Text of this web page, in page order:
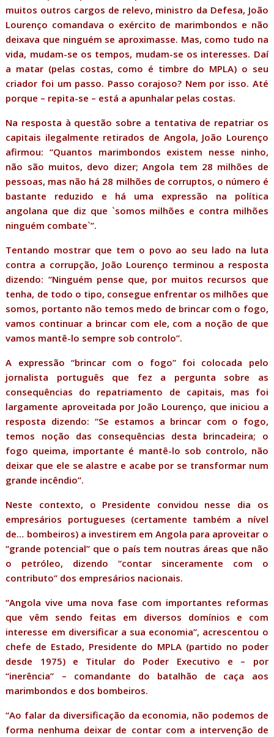
muitos outros cargos de relevo, ministro da Defesa, João
Lourenço comandava o exército de marimbondos e não
deixava que ninguém se aproximasse. Mas, como tudo na
vida, mudam-se os tempos, mudam-se os interesses. Daí
a matar (pelas costas, como é timbre do MPLA) o seu
criador foi um passo. Passo corajoso? Nem por isso. Até
porque – repita-se – está a apunhalar pelas costas.
Na resposta à questão sobre a tentativa de repatriar os
capitais ilegalmente retirados de Angola, João Lourenço
afirmou: “Quantos marimbondos existem nesse ninho,
não são muitos, devo dizer; Angola tem 28 milhões de
pessoas, mas não há 28 milhões de corruptos, o número é
bastante reduzido e há uma expressão na política
angolana que diz que `somos milhões e contra milhões
ninguém combate`”.
Tentando mostrar que tem o povo ao seu lado na luta
contra a corrupção, João Lourenço terminou a resposta
dizendo: “Ninguém pense que, por muitos recursos que
tenha, de todo o tipo, consegue enfrentar os milhões que
somos, portanto não temos medo de brincar com o fogo,
vamos continuar a brincar com ele, com a noção de que
vamos mantê-lo sempre sob controlo”.
A expressão “brincar com o fogo” foi colocada pelo
jornalista português que fez a pergunta sobre as
consequências do repatriamento de capitais, mas foi
largamente aproveitada por João Lourenço, que iniciou a
resposta dizendo: “Se estamos a brincar com o fogo,
temos noção das consequências desta brincadeira; o
fogo queima, importante é mantê-lo sob controlo, não
deixar que ele se alastre e acabe por se transformar num
grande incêndio”.
Neste contexto, o Presidente convidou nesse dia os
empresários portugueses (certamente também a nível
de… bombeiros) a investirem em Angola para aproveitar o
“grande potencial” que o país tem noutras áreas que não
o petróleo, dizendo “contar sinceramente com o
contributo” dos empresários nacionais.
“Angola vive uma nova fase com importantes reformas
que vêm sendo feitas em diversos domínios e com
interesse em diversificar a sua economia”, acrescentou o
chefe de Estado, Presidente do MPLA (partido no poder
desde 1975) e Titular do Poder Executivo e – por
“inerência” – comandante do batalhão de caça aos
marimbondos e dos bombeiros.
“Ao falar da diversificação da economia, não podemos de
forma nenhuma deixar de contar com a intervenção de